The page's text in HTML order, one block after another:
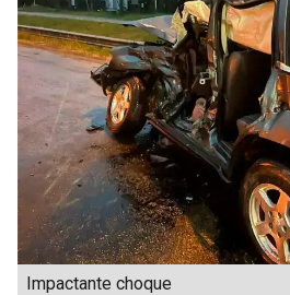
Impactante choque